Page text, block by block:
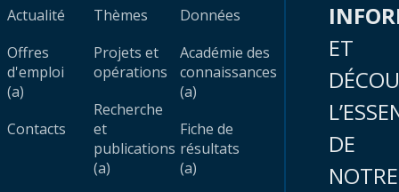
Actualité
Offres
d'emploi
(a)
Contacts
Thèmes
Projets et
opérations
Recherche
et
publications
(a)
Données
Académie des
connaissances
(a)
Fiche de
résultats
(a)
ET
DE
NOTRE